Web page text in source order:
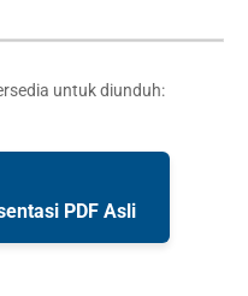
untuk diunduh:
PDF Asli